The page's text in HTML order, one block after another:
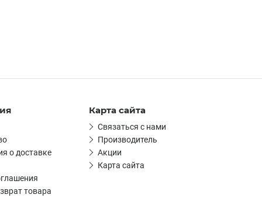
о доставке
товара
Карта сайта
Связаться с нами
Производитель
Акции
Карта сайта